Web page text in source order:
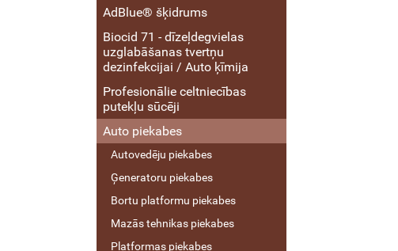
AdBlue® šķidrums
Biocid 71 - dīzeļdegvielas
uzglabāšanas tvertņu
dezinfekcijai / Auto ķīmija
Profesionālie celtniecības
putekļu sūcēji
Auto piekabes
Autovedēju piekabes
Ģeneratoru piekabes
Bortu platformu piekabes
Mazās tehnikas piekabes
Platformas piekabes